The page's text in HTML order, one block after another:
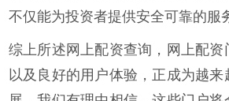
不仅能为投资者提供安全可靠的服
综上所述网上配资查询，网上配
以及良好的用户体验，正成为越